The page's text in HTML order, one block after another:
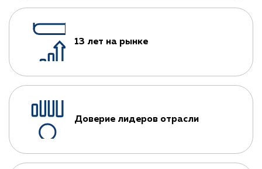
13 лет на рынке
Доверие лидеров отрасли